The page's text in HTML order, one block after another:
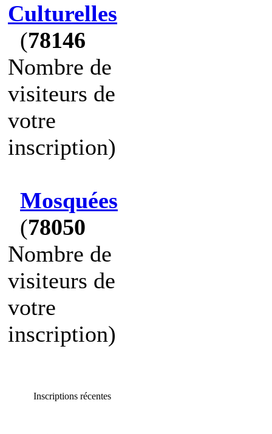
Culturelles
(78146
Nombre de
visiteurs de
votre
inscription)
Mosquées
(78050
Nombre de
visiteurs de
votre
inscription)
Inscriptions récentes